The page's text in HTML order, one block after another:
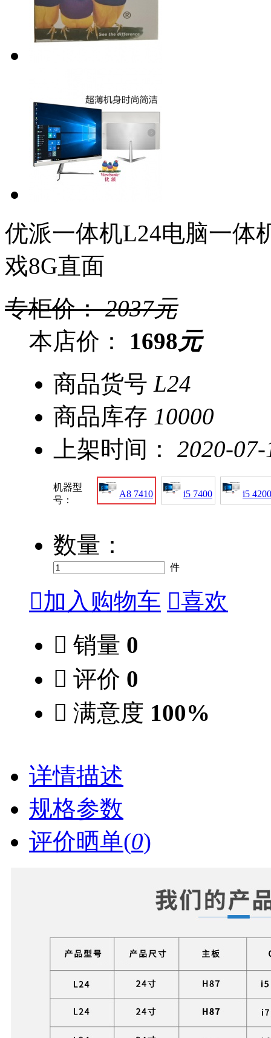
优派一体机L24电脑一体
戏8G直面
专柜价：2037元
本店价：
1698元
商品货号 L24
商品库存 10000
上架时间：
2020-07-
机器型
号：
A8 7410 i5 7400 i5 4200
数量：
件
加入购物车 喜欢
 销量 0
 评价 0
 满意度 100%
详情描述
规格参数
评价晒单(0)